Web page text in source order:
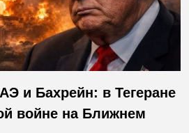
и Бахрейн: в Тегеране
войне на Ближнем